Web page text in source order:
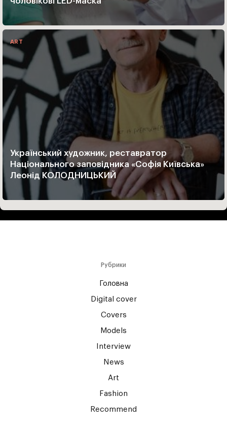
ART
Український художник, реставратор
Національного заповідника «Софія Київська»
Леонід КОЛОДНИЦЬКИЙ
Рубрики
Головна
Digital cover
Covers
Models
Interview
News
Art
Fashion
Recommend